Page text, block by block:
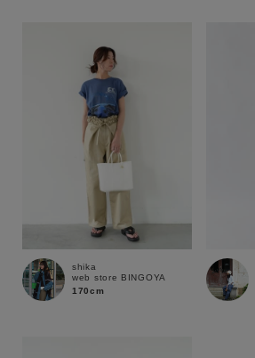
shika
web store BINGOYA
170cm